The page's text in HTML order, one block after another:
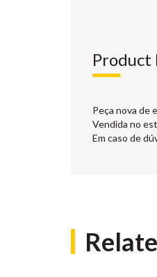
Peça nova de
Vendida no
Em caso de